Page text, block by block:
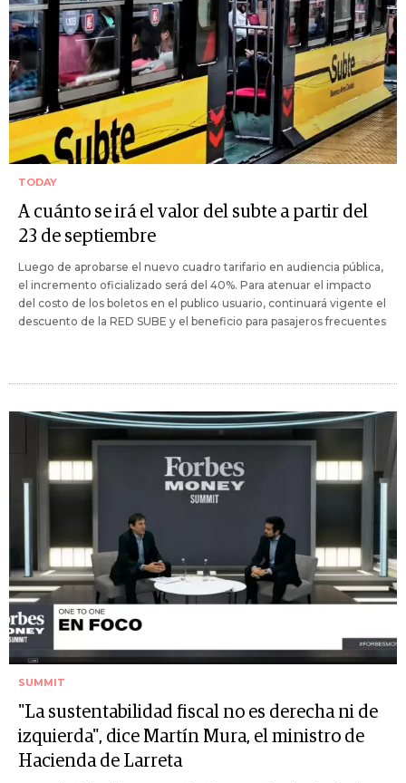
TODAY
A cuánto se irá el valor del subte a partir del
23 de septiembre
Luego de aprobarse el nuevo cuadro tarifario en audiencia pública,
el incremento oficializado será del 40%. Para atenuar el impacto
del costo de los boletos en el publico usuario, continuará vigente el
descuento de la RED SUBE y el beneficio para pasajeros frecuentes
SUMMIT
"La sustentabilidad fiscal no es derecha ni de
izquierda", dice Martín Mura, el ministro de
Hacienda de Larreta